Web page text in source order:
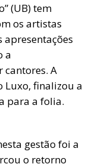
(UB) tem
os artistas
a
A
Luxo, finalizou a
para a folia.
gestão foi a
o retorno